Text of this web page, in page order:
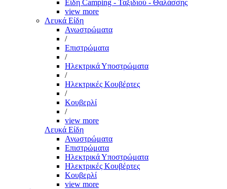
Είδη Camping - Ταξιδιού - Θαλάσσης
view more
Λευκά Είδη
Ανωστρώματα
/
Επιστρώματα
/
Ηλεκτρικά Υποστρώματα
/
Ηλεκτρικές Κουβέρτες
/
Κουβερλί
/
view more
Λευκά Είδη
Ανωστρώματα
Επιστρώματα
Ηλεκτρικά Υποστρώματα
Ηλεκτρικές Κουβέρτες
Κουβερλί
view more